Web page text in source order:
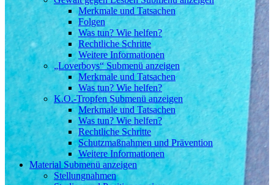
Merkmale und Tatsachen
Folgen
Was tun? Wie helfen?
Rechtliche Schritte
Weitere Informationen
„Loverboys“ Submenü anzeigen
Merkmale und Tatsachen
Was tun? Wie helfen?
K.O.-Tropfen Submenü anzeigen
Merkmale und Tatsachen
Was tun? Wie helfen?
Rechtliche Schritte
Schutzmaßnahmen und Prävention
Weitere Informationen
Material Submenü anzeigen
Stellungnahmen